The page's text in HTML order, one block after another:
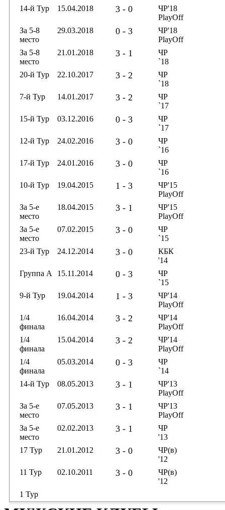
14-й Тур
15.04.2018 3 - 0
ЧР'18
PlayOff
За 5-8
место
29.03.2018 0 - 3
ЧР'18
PlayOff
За 5-8
место
21.01.2018 3 - 1
ЧР
`18
20-й Тур
22.10.2017 3 - 2
ЧР
`18
7-й Тур
14.01.2017 3 - 2
ЧР
`17
15-й Тур
03.12.2016 0 - 3
ЧР
`17
12-й Тур
24.02.2016 3 - 0
ЧР
`16
17-й Тур
24.01.2016 3 - 0
ЧР
`16
10-й Тур
19.04.2015 1 - 3
ЧР'15
PlayOff
За 5-е
место
18.04.2015 3 - 1
ЧР'15
PlayOff
За 5-е
место
07.02.2015 3 - 0
ЧР
`15
23-й Тур
24.12.2014 3 - 0
КБК
'14
Группа А
15.11.2014 0 - 3
ЧР
`15
9-й Тур
19.04.2014 1 - 3
ЧР'14
PlayOff
1/4
финала
16.04.2014 3 - 2
ЧР'14
PlayOff
1/4
финала
15.04.2014 3 - 2
ЧР'14
PlayOff
1/4
финала
05.03.2014 0 - 3
ЧР
`14
14-й Тур
08.05.2013 3 - 1
ЧР'13
PlayOff
За 5-е
место
07.05.2013 3 - 1
ЧР'13
PlayOff
За 5-е
место
02.02.2013 3 - 1
ЧР
'13
17 Тур
21.01.2012 3 - 0
ЧР(в)
'12
11 Тур
02.10.2011 3 - 0
ЧР(в)
'12
1 Тур